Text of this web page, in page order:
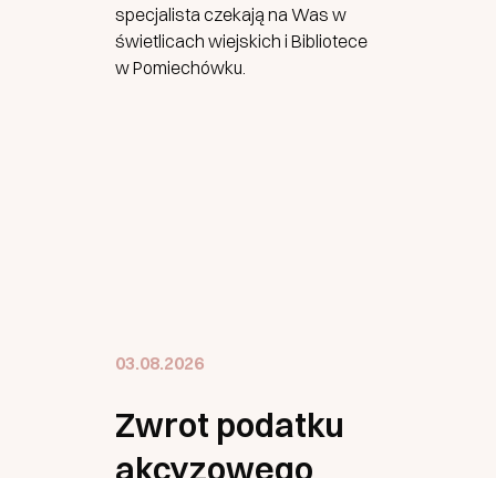
specjalista czekają na Was w
świetlicach wiejskich i Bibliotece
w Pomiechówku.
03.08.2026
Zwrot podatku
akcyzowego